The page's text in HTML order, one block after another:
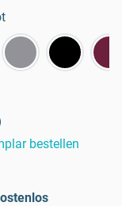
bestellen